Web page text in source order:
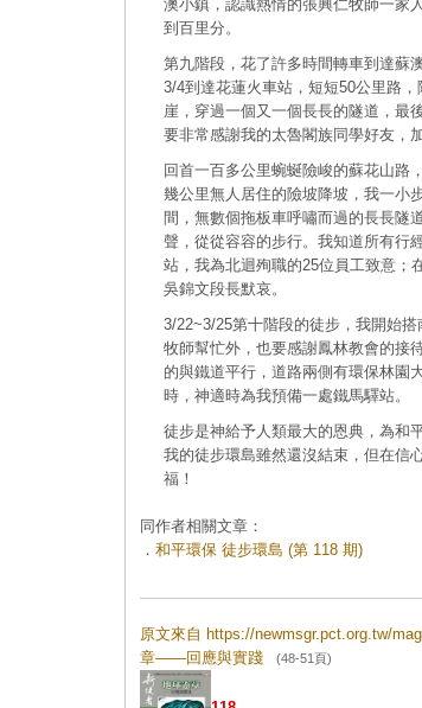
澳小鎮，認識熱情的張興仁牧師一家
到百里分。
第九階段，花了許多時間轉車到達蘇
3/4到達花蓮火車站，短短50公里路
崖，穿過一個又一個長長的隧道，最
要非常感謝我的太魯閣族同學好友，
回首一百多公里蜿蜒險峻的蘇花山路
幾公里無人居住的險坡降坡，我一小
間，無數個拖板車呼嘯而過的長長隧
聲，從從容容的步行。我知道所有行
站，我為北迴殉職的25位員工致意；
吳錦文段長默哀。
3/22~3/25第十階段的徒步，我開始
牧師幫忙外，也要感謝鳳林教會的接
的與鐵道平行，道路兩側有環保林園
時，神適時為我預備一處鐵馬驛站。
徒步是神給予人類最大的恩典，為和
我的徒步環島雖然還沒結束，但在信
福！
同作者相關文章：
． 和平環保 徒步環島 (第 118 期)
原文來自 https://newmsgr.pct.org.tw/
章——回應與實踐 (48-51頁)